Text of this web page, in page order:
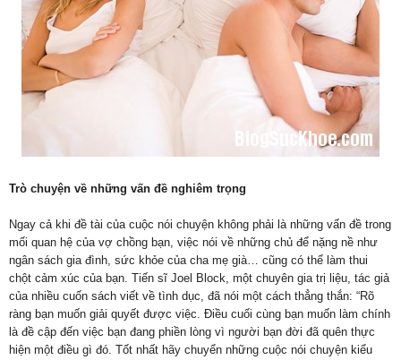
Trò chuyện về những vấn đề nghiêm trọng
Ngay cả khi đề tài của cuộc nói chuyện không phải là những vấn đề trong
mối quan hệ của vợ chồng bạn, việc nói về những chủ để nặng nề như
ngân sách gia đình, sức khỏe của cha mẹ già… cũng có thể làm thui
chột cảm xúc của bạn. Tiến sĩ Joel Block, một chuyên gia trị liệu, tác giả
của nhiều cuốn sách viết về tình dục, đã nói một cách thẳng thắn: “Rõ
ràng bạn muốn giải quyết được việc. Điều cuối cùng bạn muốn làm chính
là đề cập đến việc bạn đang phiền lòng vì người bạn đời đã quên thực
hiện một điều gì đó. Tốt nhất hãy chuyển những cuộc nói chuyện kiểu